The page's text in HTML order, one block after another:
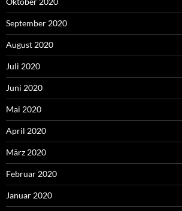
September 2020
August 2020
Juli 2020
Juni 2020
Mai 2020
April 2020
März 2020
Februar 2020
Januar 2020